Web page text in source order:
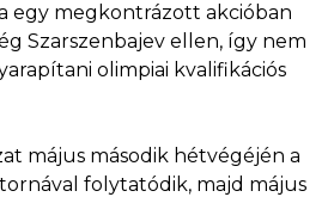
egy megkontrázott akcióban
Szarszenbajev ellen, így nem
olimpiai kvalifikációs
május második hétvégéjén a
folytatódik, majd május